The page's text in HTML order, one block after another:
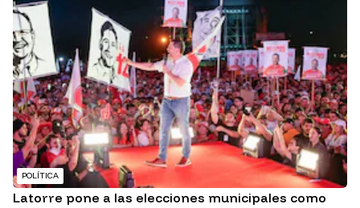
POLÍTICA
Latorre pone a las elecciones municipales como